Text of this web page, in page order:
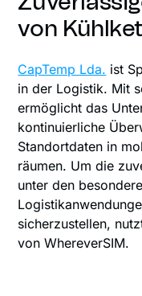
von
CapTemp Lda. ist
in der Logistik. Mit
ermöglicht das
kontinuierliche
Standortdaten in
räumen. Um die
unter den
sicherzustellen,
von WhereverSIM.